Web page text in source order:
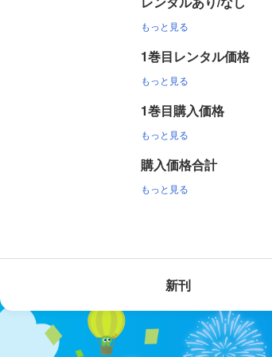
もっと見る
1巻目レンタル価格
もっと見る
1巻目購入価格
もっと見る
購入価格合計
もっと見る
新刊